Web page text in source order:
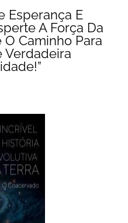
Esperança E
A Força Da
O Caminho Para
Verdadeira